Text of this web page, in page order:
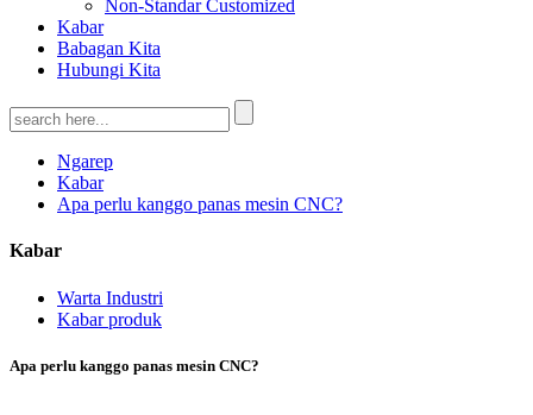
Non-Standar Customized
Kabar
Babagan Kita
Hubungi Kita
Ngarep
Kabar
Apa perlu kanggo panas mesin CNC?
Kabar
Warta Industri
Kabar produk
Apa perlu kanggo panas mesin CNC?